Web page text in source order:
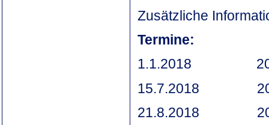
Zusätzliche
Termine:
1.1.2018 2000
15.7.2018 2000
21.8.2018